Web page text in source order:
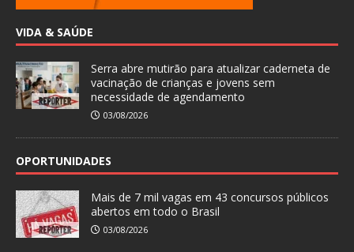
VIDA & SAÚDE
Serra abre mutirão para atualizar caderneta de
vacinação de crianças e jovens sem
necessidade de agendamento
03/08/2026
OPORTUNIDADES
Mais de 7 mil vagas em 43 concursos públicos
abertos em todo o Brasil
03/08/2026